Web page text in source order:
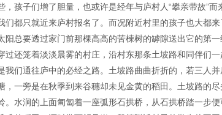
，孩子们增了胆量，也或许是经年与庐村人“攀亲带故”
们都只就近来庐村报名了。而况附近村里的孩子也大都来
阳总要透过家门前那棵高高的苦楝树的罅隙送出它的第
过还笼着淡淡晨雾的村庄，沿村东那条土坡路和同伴们一
我们通往庐中的必经之路。土坡路曲曲折折的，若三人
，一旁是在秋季到来谷穗却未见金黄的稻田。土坡路的
。水涧的上面匍匐着一座弧形石拱桥，从石拱桥踏一步